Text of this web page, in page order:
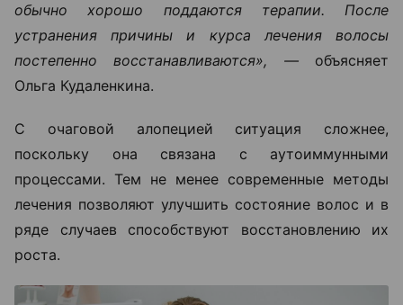
обычно хорошо поддаются терапии. После
устранения причины и курса лечения волосы
постепенно восстанавливаются», —объясняет
Ольга Кудаленкина.
С очаговой алопецией ситуация сложнее,
поскольку она связана с аутоиммунными
процессами. Тем не менее современные методы
лечения позволяют улучшить состояние волос и в
ряде случаев способствуют восстановлению их
роста.